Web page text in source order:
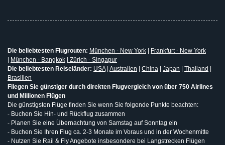
Die beliebtesten Flugrouten: München - New York
Frankfurt - New York
München - Bangkok
Zürich - Singapur
Die beliebtesten Reiseländer: USA| Australien China Japan Thailand
Brasilien
Fliegen Sie günstiger durch direkten Flugvergleich von über 750 Airlines
und Millionen Flügen
Die günstigsten Flüge finden Sie wenn Sie folgende Punkte beachten:
- Buchen Sie Hin- und Rückflug zusammen
- Planen Sie eine Übernachtung von Samstag auf Sonntag ein
- Buchen Sie Ihren Flug ca. 2-3 Monate im Voraus und in der Wochenmitte
- Nutzen Sie Rail & Fly Angebote insbesondere bei Langstrecken Flügen